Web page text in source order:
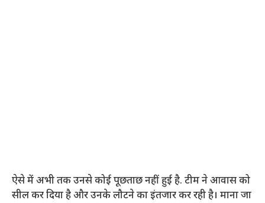
ऐसे में अभी तक उनसे कोई पूछताछ नहीं हुई है. टीम ने आवास को
सील कर दिया है और उनके लौटने का इंतजार कर रही है। माना जा